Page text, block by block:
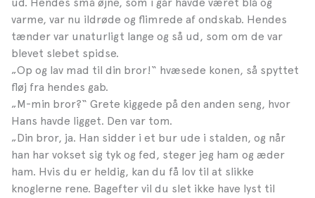
varme, var nu ildrøde og flimrede af ondskab. Hendes
tænder var unaturligt lange og så ud, som om de var
blevet slebet spidse.
„Op og lav mad til din bror!“ hvæsede konen, så spyttet
fløj fra hendes gab.
„M-min bror?“ Grete kiggede på den anden seng, hvor
Hans havde ligget. Den var tom.
„Din bror, ja. Han sidder i et bur ude i stalden, og når
han har vokset sig tyk og fed, steger jeg ham og æder
ham. Hvis du er heldig, kan du få lov til at slikke
knoglerne rene. Bagefter vil du slet ikke have lyst til